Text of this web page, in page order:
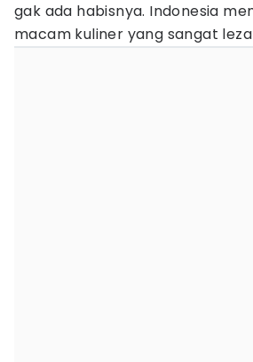
gak ada habisnya. Indonesia
macam kuliner yang sangat